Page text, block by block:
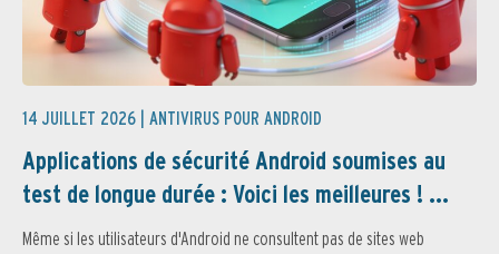
14 JUILLET 2026 | ANTIVIRUS POUR ANDROID
Applications de sécurité Android soumises au
test de longue durée : Voici les meilleures ! ...
Même si les utilisateurs d'Android ne consultent pas de sites web